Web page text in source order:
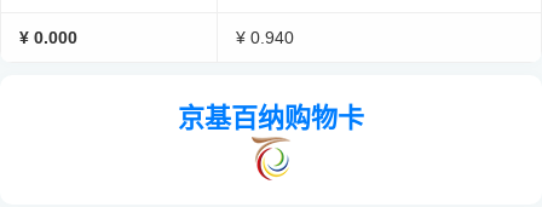
¥ 0.000 ¥ 0.940
京基百纳购物卡